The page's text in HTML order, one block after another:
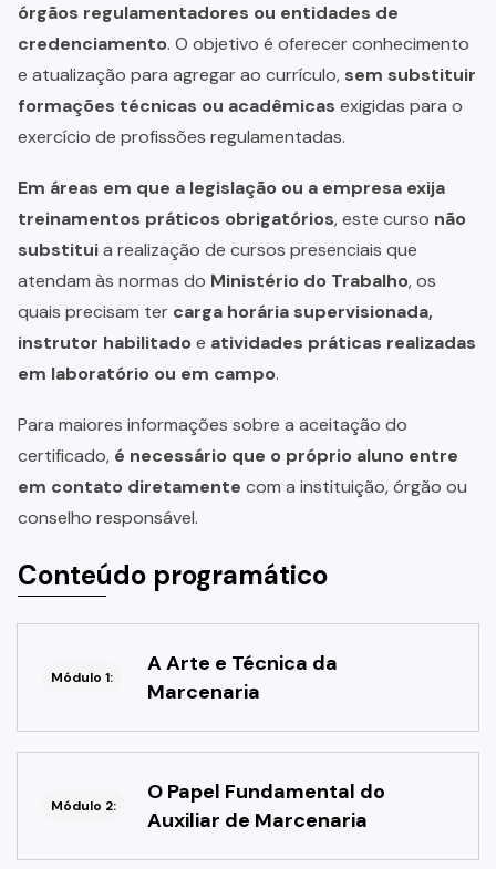
órgãos regulamentadores ou entidades de
credenciamento. O objetivo é oferecer conhecimento
e atualização para agregar ao currículo, sem substituir
formações técnicas ou acadêmicas exigidas para o
exercício de profissões regulamentadas.
Em áreas em que a legislação ou a empresa exija
treinamentos práticos obrigatórios, este curso não
substituia realização de cursos presenciais que
atendam às normas do Ministério do Trabalho, os
quais precisam ter carga horária supervisionada,
instrutor habilitadoe atividades práticas realizadas
em laboratório ou em campo.
Para maiores informações sobre a aceitação do
certificado, é necessário que o próprio aluno entre
em contato diretamente com a instituição, órgão ou
conselho responsável.
Conteúdo programático
Módulo 1:
A Arte e Técnica da
Marcenaria
Módulo 2:
O Papel Fundamental do
Auxiliar de Marcenaria